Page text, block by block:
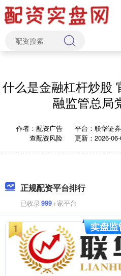
什么是金融杠杆炒股
融监管总局
作者：配资广告
平台：联华证
查配资风险
更新：2026-
正规配资平台排行
已收录999+家平台